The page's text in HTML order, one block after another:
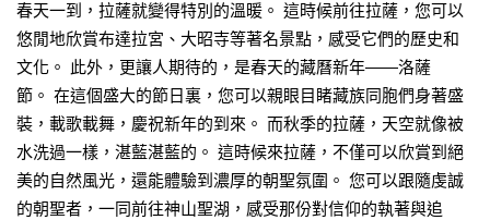
春天一到，拉薩就變得特別的溫暖。 這時候前往拉薩，您可以
悠閒地欣賞布達拉宮、大昭寺等著名景點，感受它們的歷史和
文化。 此外，更讓人期待的，是春天的藏曆新年——洛薩
節。 在這個盛大的節日裏，您可以親眼目睹藏族同胞們身著盛
裝，載歌載舞，慶祝新年的到來。 而秋季的拉薩，天空就像被
水洗過一樣，湛藍湛藍的。 這時候來拉薩，不僅可以欣賞到絕
美的自然風光，還能體驗到濃厚的朝聖氛圍。 您可以跟隨虔誠
的朝聖者，一同前往神山聖湖，感受那份對信仰的執著與追